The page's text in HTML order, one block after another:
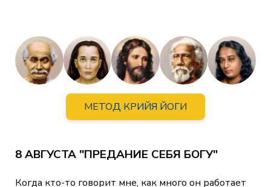
МЕТОД КРИЙЯ ЙОГИ
8 АВГУСТА "ПРЕДАНИЕ СЕБЯ БОГУ"
Когда кто-то говорит мне, как много он работает